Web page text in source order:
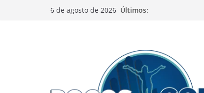
6 de agosto de 2026 Últimos: